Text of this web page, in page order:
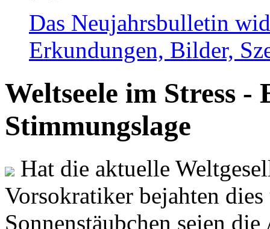
Das Neujahrsbulletin
Erkundungen, Bilder,
Weltseele im Stress -
Stimmungslage
Hat die aktuelle
Vorsokratiker bejahten
Sonnenstäubchen seien